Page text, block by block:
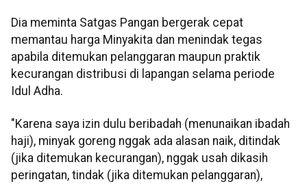
Dia meminta Satgas Pangan bergerak cepat
memantau harga Minyakita dan menindak tegas
apabila ditemukan pelanggaran maupun praktik
kecurangan distribusi di lapangan selama periode
Idul Adha.
"Karena saya izin dulu beribadah (menunaikan ibadah
haji), minyak goreng nggak ada alasan naik, ditindak
(jika ditemukan kecurangan), nggak usah dikasih
peringatan, tindak (jika ditemukan pelanggaran),